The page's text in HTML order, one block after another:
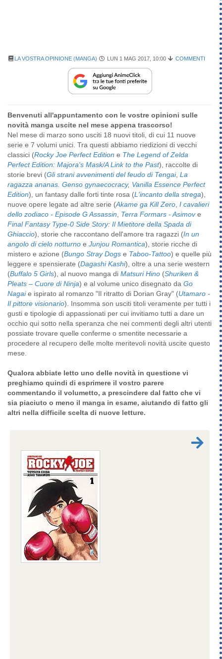
LA VOSTRA OPINIONE (MANGA) LUN 1 MAG 2017, 10:00 COMMENTI
Benvenuti all'appuntamento con le vostre opinioni sulle
novità manga uscite nel mese appena trascorso!
Nel mese di marzo sono usciti 18 nuovi titoli, di cui 11 nuove
serie e 7 volumi unici. Tra questi abbiamo riedizioni di vecchi
classici (Rocky Joe Perfect Edition e The Legend of Zelda
Perfect Edition: Majora's Mask/A Link to the Past), raccolte di
storie brevi (Gli strani avvenimenti del feudo di Tengai, La
ragazza ananas. Genso gynaecocracy, Vanilla Essence Perfect
Edition), un fantasy dalle forti tinte rosa (L'incanto della strega),
nuove opere legate ad altre serie (Akame ga Kill Zero, I cavalieri
dello zodiaco - Episode G Assassin, Terra Formars - Asimove
Final Fantasy Type-0 Side Story: Il Mietitore della Spada di
Ghiaccio), storie che raccontano dell'amore tra ragazzi (In un
angolo di cielo notturno e Junjou Romantica), storie ricche di
mistero e azione (Bungo Stray Dogs e Taboo-Tattoo) e quelle più
leggere e spensierate (Dagashi Kashi), oltre a una serie western
(Buffalo 5 Girls), al nuovo manga di Matsuri Hino (Shuriken &
Pleats – Cuore di Ninja) e al volume unico disegnato da Go
Nagaie ispirato al romanzo "Il ritratto di Dorian Gray" (Utamaro -
Il pittore visionario). Insomma son usciti titoli veramente per tutti i
gusti e tipologie di appassionati per cui invitiamo tutti a dare un
occhio qui sotto nella speranza che nei commenti degli altri utenti
possiate trovare quelle conferme o smentite necessarie a
procedere al recupero delle molte meritevoli novità uscite questo
mese.
Qualora abbiate letto uno delle novità in questione vi
preghiamo quindi di esprimere il vostro parere
commentando il volumetto, a prescindere dal fatto che vi
sia piaciuto o meno il manga in esame, aiutando di fatto gli
altri nella difficile scelta di nuove letture.